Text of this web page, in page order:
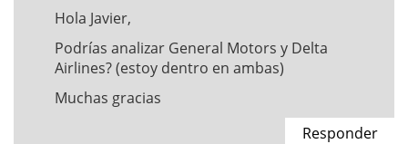
Hola Javier,
Podrías analizar General Motors y Delta
Airlines? (estoy dentro en ambas)
Muchas gracias
Responder